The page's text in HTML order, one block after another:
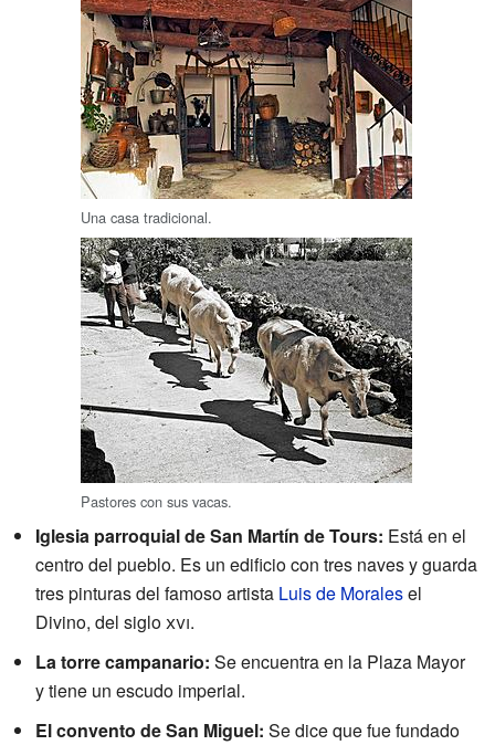
Una casa tradicional.
Pastores con sus vacas.
Iglesia parroquial de San Martín de Tours: Está en el
centro del pueblo. Es un edificio con tres naves y guarda
tres pinturas del famoso artista Luis de Moralesel
Divino, del sigloxvi.
La torre campanario: Se encuentra en la Plaza Mayor
y tiene un escudo imperial.
El convento de San Miguel: Se dice que fue fundado